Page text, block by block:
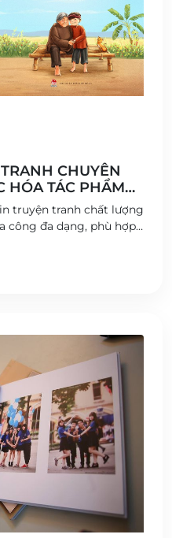
CHUYÊN
HÓA TÁC PHẨM
truyện tranh chất lượng
công đa dạng, phù hợp